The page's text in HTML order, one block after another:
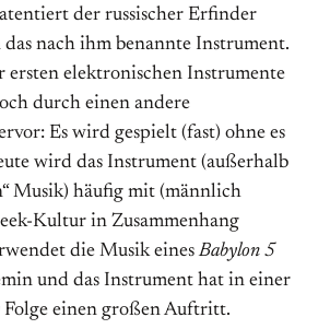
der russischer Erfinder
nach ihm benannte Instrument.
ersten elektronischen Instrumente
durch einen andere
Es wird gespielt (fast) ohne es
wird das Instrument (außerhalb
Musik) häufig mit (männlich
Kultur in Zusammenhang
die Musik einesBabylon 5
und das Instrument hat in einer
Folge einen großen Auftritt.